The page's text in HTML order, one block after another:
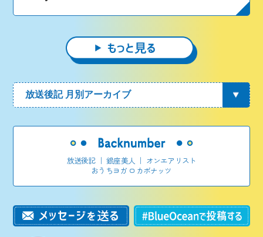
放送後記｜銀座美人 ｜ オンエアリスト
おうちヨガ ロカボナッツ